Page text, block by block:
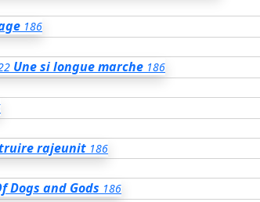
186
Une si longue marche 186
rajeunit 186
Dogs and Gods 186